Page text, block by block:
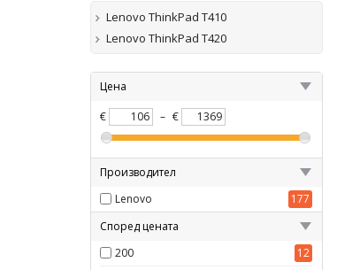
Lenovo ThinkPad T410
Lenovo ThinkPad T420
Цена
€
– €
Производител
Lenovo
177
Според цената
200
12